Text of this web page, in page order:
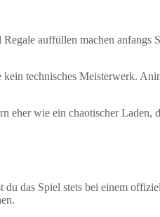
auffüllen machen anfangs
technisches Meisterwerk.
eher wie ein chaotischer Laden,
das Spiel stets bei einem